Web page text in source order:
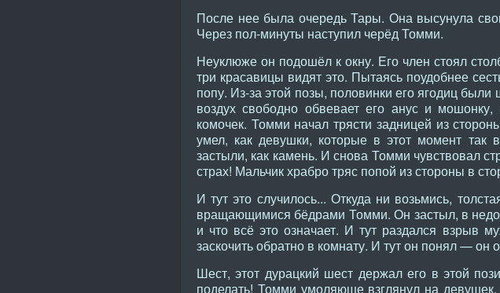
После нее была очередь Тары. Она высунула
Через пол-минуты наступил черёд Томми.
Неуклюже он подошёл к окну. Его член стоял
три красавицы видят это. Пытаясь поудобнее
попу. Из-за этой позы, половинки его ягодиц
воздух свободно обвевает его анус и
комочек. Томми начал трясти задницей из
умел, как девушки, которые в этот момент так
застыли, как камень. И снова Томми чувствовал
страх! Мальчик храбро тряс попой из стороны в
И тут это случилось... Откуда ни возьмись,
вращающимися бёдрами Томми. Он застыл, в
и что всё это означает. И тут раздался взрыв
заскочить обратно в комнату. И тут он понял — он
Шест, этот дурацкий шест держал его в этой
поделать! Томми умоляюще взглянул на